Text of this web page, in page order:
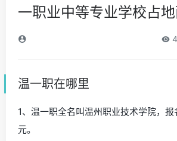
一职业中等专业学校占
温一职在哪里
1、温一职全名叫温州职业技术学院，
元。